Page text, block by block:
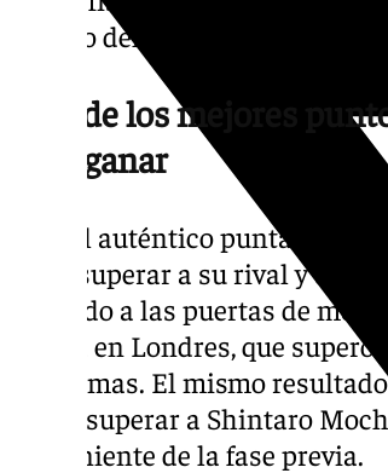
mundo del tenis.
Uno de los mejores
para ganar
Tras el auténtico puntazo
pudo superar a su rival y
quedado a las puertas de
hierba en Londres, que
problemas. El mismo
poder superar a Shintaro
proveniente de la fase previa.